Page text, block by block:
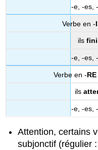
-e, -es,
Verbe en -
ils
-e, -es,
Verbe en -RE
ils
-e, -es,
Attention, certains
subjonctif (régulier